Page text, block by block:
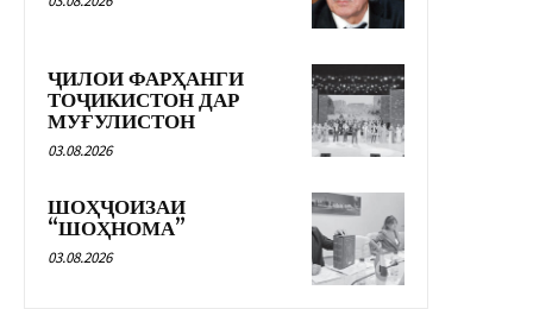
ҶИЛОИ ФАРҲАНГИ
ТОҶИКИСТОН ДАР
МУҒУЛИСТОН
03.08.2026
ШОҲҶОИЗАИ
“ШОҲНОМА”
03.08.2026